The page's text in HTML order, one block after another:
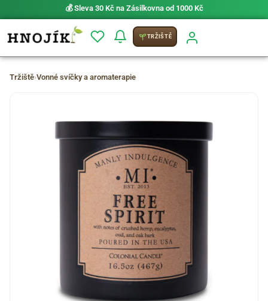
💰 Sleva 30 Kč na Zásilkovna od 1000 Kč
TRŽIŠTĚ
Tržiště›Vonné svíčky a aromaterapie